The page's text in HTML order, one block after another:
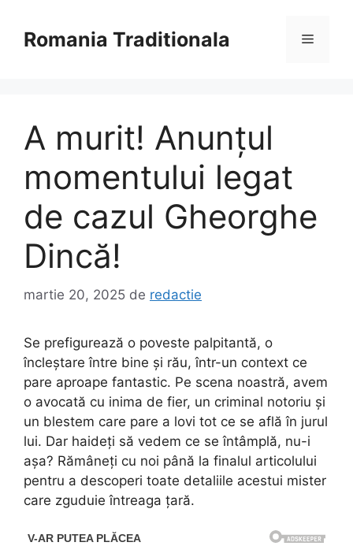
conținutRomania Traditionala Meniu
A murit! Anunțul
momentului legat
de cazul Gheorghe
Dincă!
martie 20, 2025 de redactie
Se prefigurează o poveste palpitantă, o
încleștare între bine și rău, într-un context ce
pare aproape fantastic. Pe scena noastră, avem
o avocată cu inima de fier, un criminal notoriu și
un blestem care pare a lovi tot ce se află în jurul
lui. Dar haideți să vedem ce se întâmplă, nu-i
așa? Rămâneți cu noi până la finalul articolului
pentru a descoperi toate detaliile acestui mister
care zguduie întreaga țară.